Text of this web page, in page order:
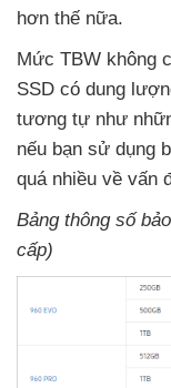
hơn thế nữa.
Mức TBW không
SSD có dung
tương tự như
nếu bạn sử dụng
quá nhiều về vấn
Bảng thông số
cấp)